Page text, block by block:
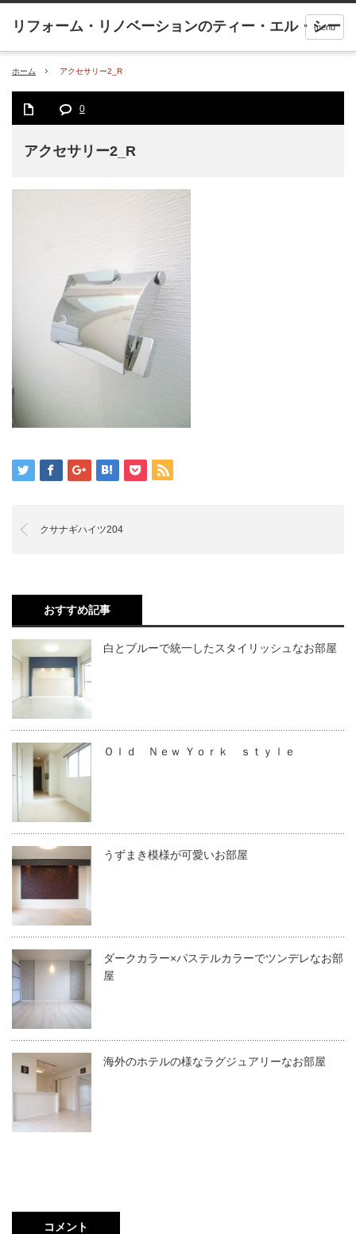
menu
ホーム アクセサリー2_R
0
アクセサリー2_R
クサナギハイツ204
おすすめ記事
白とブルーで統一したスタイリッシュなお部屋
Ｏｌｄ Ｎｅｗ Ｙｏｒｋ ｓｔｙｌｅ
うずまき模様が可愛いお部屋
ダークカラー×パステルカラーでツンデレなお部
屋
海外のホテルの様なラグジュアリーなお部屋
コメント